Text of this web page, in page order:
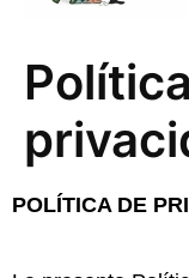
POLÍTICA DE